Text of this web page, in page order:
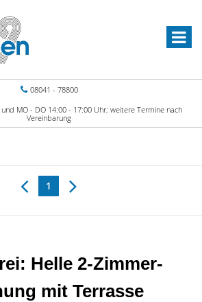
08041 - 78800
MO - DO 14:00 - 17:00 Uhr; weitere Termine nach
Vereinbarung
1
Helle 2-Zimmer-
mit Terrasse